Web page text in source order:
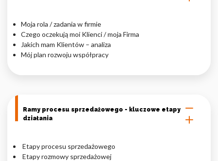
Moja rola / zadania w firmie
Czego oczekują moi Klienci / moja Firma
Jakich mam Klientów – analiza
Mój plan rozwoju współpracy
Ramy procesu sprzedażowego - kluczowe etapy
działania
Etapy procesu sprzedażowego
Etapy rozmowy sprzedażowej
klasyfikowania, wraz z dostawcami poszczególnych ciasteczek.
Odrzuć
Zapisz moje preferencje